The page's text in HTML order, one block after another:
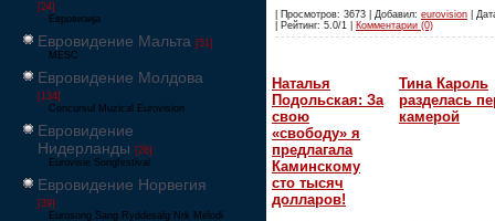
[24]
Евровизија
Евровидение Мальта [51]
MESC
Евровидение Молдова
[134]
Concursul Muzical Eurovision
Евровидение
Нидерланды [26]
Eurovisie Songfestival
Евровидение Норвегия
[39]
Eurosong Sang Ryddesalg Nrk Melodi
| Просмотров: 3673 | Добавил: eurovision |
| Рейтинг: 5.0/1 | Комментарии (0)
Наталья
Подольская: За
свою
«свободу» я
предлагала
Каминскому
сто тысяч
долларов!
Тина Кароль
разделась
камерой